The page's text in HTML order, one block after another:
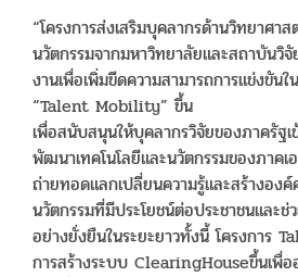
“โครงการส่งเสริมบุคลากรด้านวิทยาศาส
นวัตกรรมจากมหาวิทยาลัยและสถาบันวิ
งานเพื่อเพิ่มขีดความสามารถการแข่งขัน
“Talent Mobility” ขึ้น
เพื่อสนับสนุนให้บุคลากรวิจัยของภาครัฐ
พัฒนาเทคโนโลยีและนวัตกรรมของภาคเ
ถ่ายทอดแลกเปลี่ยนความรู้และสร้างองค์
นวัตกรรมที่มีประโยชน์ต่อประชาชนแล
อย่างยั่งยืนในระยะยาวทั้งนี้ โครงการ
การสร้างระบบ ClearingHouseขึ้นเพื่อ